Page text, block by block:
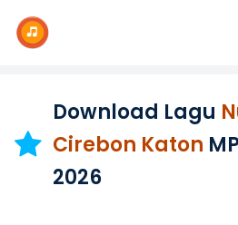
Dangdut
Download Lagu
Cirebon Katon
2026